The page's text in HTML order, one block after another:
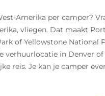
Amerika per camper?
vliegen. Dat maakt
of Yellowstone
verhuurlocatie in Denver
reis. Je kan je camper